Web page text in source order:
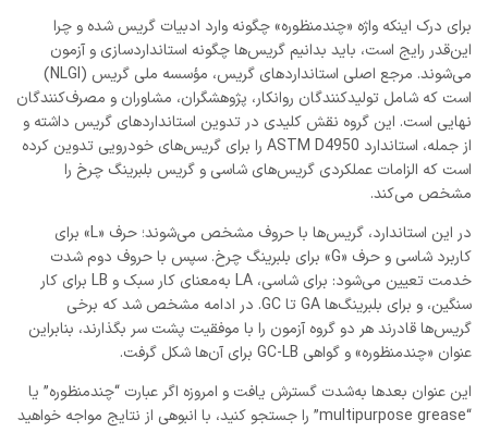
برای درک اینکه واژه «چندمنظوره» چگونه وارد ادبیات گریس شده و چرا
این‌قدر رایج است، باید بدانیم گریس‌ها چگونه استانداردسازی و آزمون
می‌شوند. مرجع اصلی استانداردهای گریس، مؤسسه ملی گریس‌ (NLGI)
است که شامل تولیدکنندگان روانکار، پژوهشگران، مشاوران و مصرف‌کنندگان
نهایی است. این گروه نقش کلیدی در تدوین استانداردهای گریس داشته و
از جمله، استاندارد ASTM D4950 را برای گریس‌های خودرویی تدوین کرده
است که الزامات عملکردی گریس‌های شاسی و گریس بلبرینگ چرخ را
مشخص می‌کند.
در این استاندارد، گریس‌ها با حروف مشخص می‌شوند؛ حرف «L» برای
کاربرد شاسی و حرف «G» برای بلبرینگ چرخ. سپس با حروف دوم شدت
خدمت تعیین می‌شود: برای شاسی، LA به‌معنای کار سبک و LB برای کار
سنگین، و برای بلبرینگ‌ها GA تا GC. در ادامه مشخص شد که برخی
گریس‌ها قادرند هر دو گروه آزمون را با موفقیت پشت سر بگذارند، بنابراین
عنوان «چندمنظوره» و گواهی GC-LB برای آن‌ها شکل گرفت.
این عنوان بعدها به‌شدت گسترش یافت و امروزه اگر عبارت “چندمنظوره” یا
“multipurpose grease” را جستجو کنید، با انبوهی از نتایج مواجه خواهید